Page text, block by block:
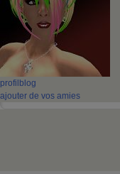
profil blog
ajouter de vos amies